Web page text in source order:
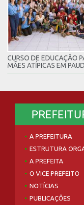
CURSO DE EDUCAÇÃO
MÃES ATÍPICAS EM
A PREFEITURA
ESTRUTURA
A PREFEITA
O VICE PREFEITO
NOTÍCIAS
PUBLICAÇÕES